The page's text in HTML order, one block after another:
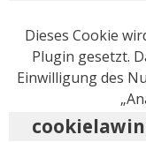
Dieses Cookie
Plugin gesetzt.
Einwilligung des